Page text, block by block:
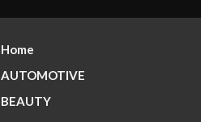
Home
AUTOMOTIVE
BEAUTY